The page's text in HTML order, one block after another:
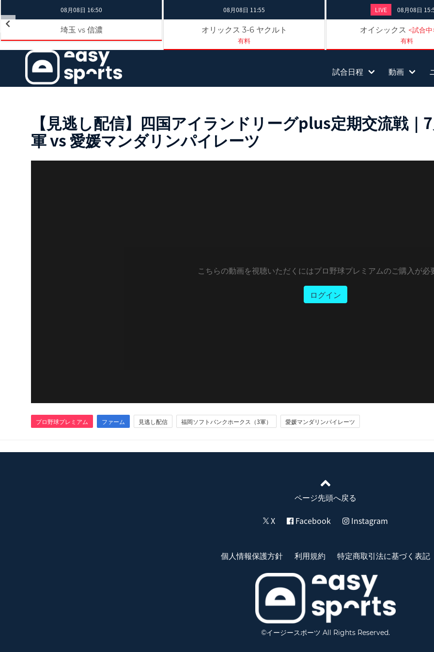
08月08日 16:50
埼玉 vs 信濃
08月08日 11:55
オリックス 3-6 ヤクルト
有料
LIVE 08月08日
オイシックス <試合中
有料
試合日程 動画
【見逃し配信】四国アイランドリーグplus定期交流戦
軍 vs 愛媛マンダリンパイレーツ
こちらの動画を視聴いただくにはプロ野球プレミアムのご購入が必
ログイン
プロ野球プレミアム ファーム 見逃し配信 福岡ソフトバンクホークス（3軍） 愛媛マンダリンパイレーツ
ページ先頭へ戻る
X
Facebook Instagram
個人情報保護方針 利用規約 特定商取引法に基づく表記
©イージースポーツ All Rights Reserved.